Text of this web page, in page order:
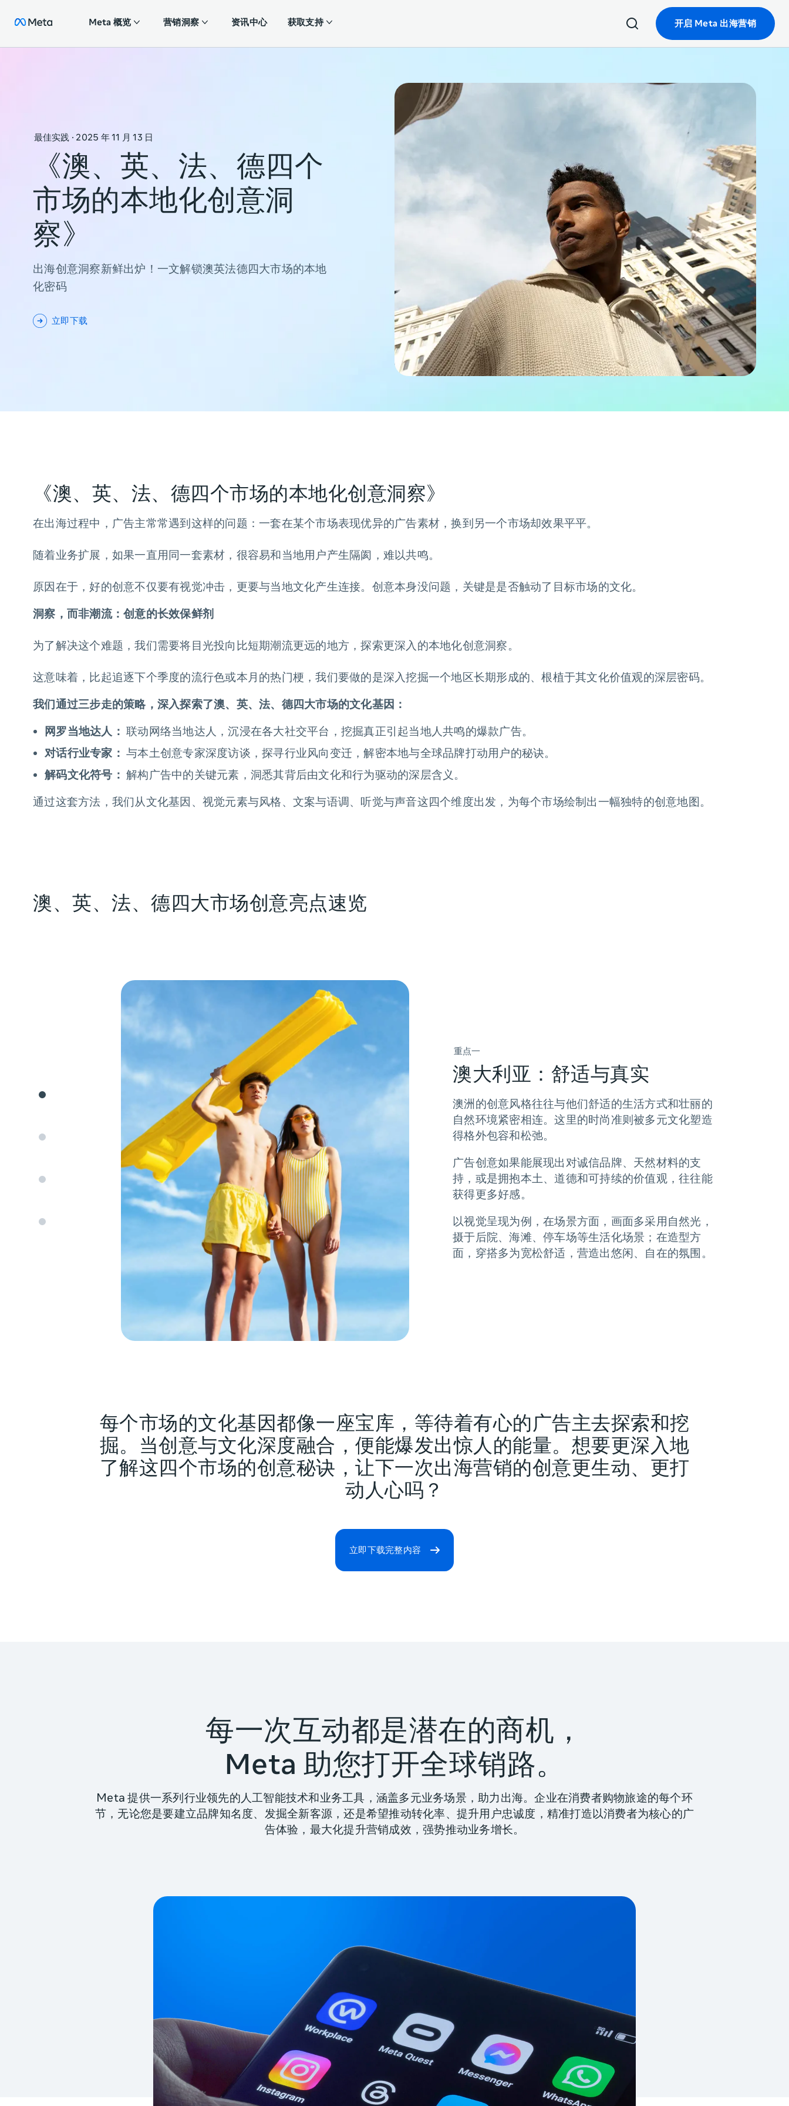
Meta 概览 营销洞察 资讯中心 获取支持 开启 Meta 出海营销
最佳实践 · 2025 年 11 月 13 日
《澳、英、法、德四个
市场的本地化创意洞
察》
出海创意洞察新鲜出炉！一文解锁澳英法德四大市场的本地
化密码
立即下载
《澳、英、法、德四个市场的本地化创意洞察》
在出海过程中，广告主常常遇到这样的问题：一套在某个市场表现优异的广告素材，换到另一个市场却效果平平。
随着业务扩展，如果一直用同一套素材，很容易和当地用户产生隔阂，难以共鸣。
原因在于，好的创意不仅要有视觉冲击，更要与当地文化产生连接。创意本身没问题，关键是是否触动了目标市场的文化。
洞察，而非潮流：创意的长效保鲜剂
为了解决这个难题，我们需要将目光投向比短期潮流更远的地方，探索更深入的本地化创意洞察。
这意味着，比起追逐下个季度的流行色或本月的热门梗，我们要做的是深入挖掘一个地区长期形成的、根植于其文化价值观的深层密码。
我们通过三步走的策略，深入探索了澳、英、法、德四大市场的文化基因：
网罗当地达人： 联动网络当地达人，沉浸在各大社交平台，挖掘真正引起当地人共鸣的爆款广告。
对话行业专家： 与本土创意专家深度访谈，探寻行业风向变迁，解密本地与全球品牌打动用户的秘诀。
解码文化符号： 解构广告中的关键元素，洞悉其背后由文化和行为驱动的深层含义。
通过这套方法，我们从文化基因、视觉元素与风格、文案与语调、听觉与声音这四个维度出发，为每个市场绘制出一幅独特的创意地图。
澳、英、法、德四大市场创意亮点速览
重点一
澳大利亚：舒适与真实
澳洲的创意风格往往与他们舒适的生活方式和壮丽的
自然环境紧密相连。这里的时尚准则被多元文化塑造
得格外包容和松弛。
广告创意如果能展现出对诚信品牌、天然材料的支
持，或是拥抱本土、道德和可持续的价值观，往往能
获得更多好感。
以视觉呈现为例，在场景方面，画面多采用自然光，
摄于后院、海滩、停车场等生活化场景；在造型方
面，穿搭多为宽松舒适，营造出悠闲、自在的氛围。
每个市场的文化基因都像一座宝库，等待着有心的广告主去探索和挖
掘。当创意与文化深度融合，便能爆发出惊人的能量。想要更深入地
了解这四个市场的创意秘诀，让下一次出海营销的创意更生动、更打
动人心吗？
立即下载完整内容
每一次互动都是潜在的商机，
Meta 助您打开全球销路。
Meta 提供一系列行业领先的人工智能技术和业务工具，涵盖多元业务场景，助力出海。企业在消费者购物旅途的每个环
节，无论您是要建立品牌知名度、发掘全新客源，还是希望推动转化率、提升用户忠诚度，精准打造以消费者为核心的广
告体验，最大化提升营销成效，强势推动业务增长。